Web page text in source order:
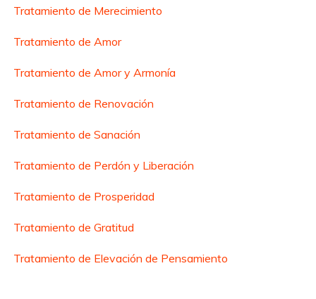
Tratamiento de Merecimiento
Tratamiento de Amor
Tratamiento de Amor y Armonía
Tratamiento de Renovación
Tratamiento de Sanación
Tratamiento de Perdón y Liberación
Tratamiento de Prosperidad
Tratamiento de Gratitud
Tratamiento de Elevación de Pensamiento